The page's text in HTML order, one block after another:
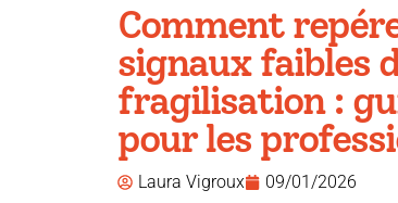
Comment
signaux faibles
fragilisation :
pour les
Laura Vigroux 09/01/2026